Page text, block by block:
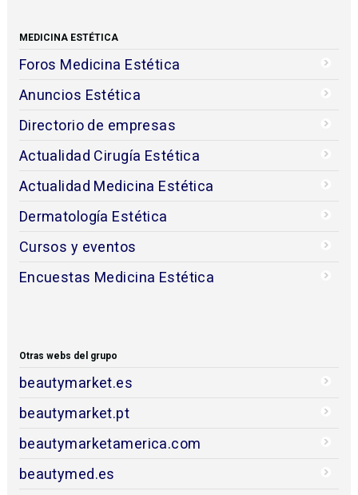
MEDICINA ESTÉTICA
Foros Medicina Estética
Anuncios Estética
Directorio de empresas
Actualidad Cirugía Estética
Actualidad Medicina Estética
Dermatología Estética
Cursos y eventos
Encuestas Medicina Estética
Otras webs del grupo
beautymarket.es
beautymarket.pt
beautymarketamerica.com
beautymed.es